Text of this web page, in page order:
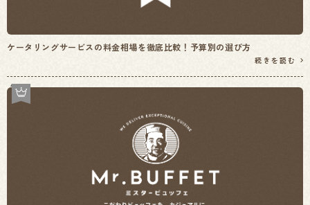
ケータリングサービスの料金相場を徹底比較！予算別の選び方
続きを読む